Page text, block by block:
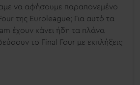
να αφήσουμε παραπονεμένο
της Euroleague; Για αυτό τα
έχουν κάνει ήδη τα πλάνα
το Final Four με εκπλήξεις